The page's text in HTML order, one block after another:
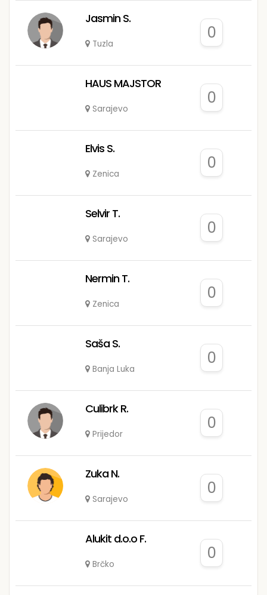
Jasmin S.
Tuzla
0
HAUS MAJSTOR
Sarajevo
0
Elvis S.
Zenica
0
Selvir T.
Sarajevo
0
Nermin T.
Zenica
0
Saša S.
Banja Luka
0
Culibrk R.
Prijedor
0
Zuka N.
Sarajevo
0
Alukit d.o.o F.
Brčko
0